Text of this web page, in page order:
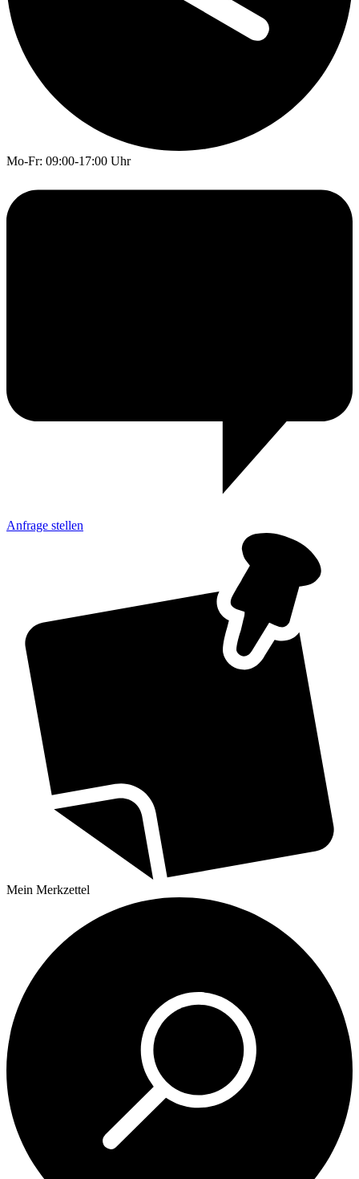
Mo-Fr: 09:00-17:00 Uhr
Anfrage stellen
Mein Merkzettel